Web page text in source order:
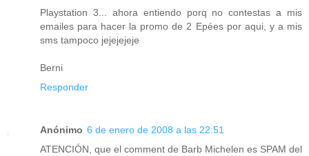
Playstation 3... ahora entiendo porq no contestas a mis
emailes para hacer la promo de 2 Epées por aqui, y a mis
sms tampoco jejejejeje
Berni
Responder
Anónimo 6 de enero de 2008 a las 22:51
ATENCIÓN, que el comment de Barb Michelen es SPAM del